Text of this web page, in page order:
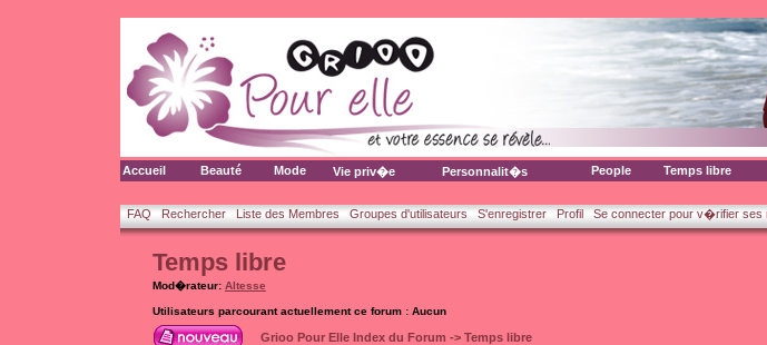
Accueil Beauté Mode Vie priv�e Personnalit�s People Temps libre
FAQ Rechercher Liste des Membres Groupes d'utilisateurs S'enregistrer Profil Se connecter pour v�rifier
Temps libre
Mod�rateur: Altesse
Utilisateurs parcourant actuellement ce forum : Aucun
Grioo Pour Elle Index du Forum -> Temps libre